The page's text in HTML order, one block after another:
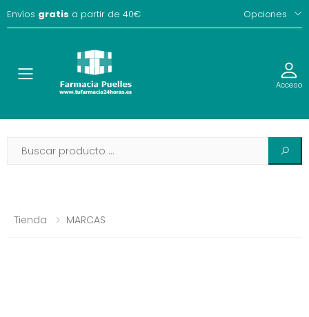
Envíos gratis a partir de 40€ Opciones
Toggle Acceso
Tienda MARCAS